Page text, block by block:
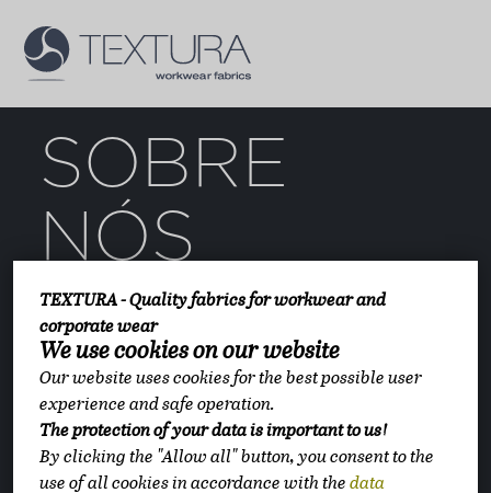
TEXTURA - Quality fabrics for workwear and
corporate wear
We use cookies on our website
Our website uses cookies for the best possible user
experience and safe operation.
The protection of your data is important to us!
By clicking the "Allow all" button, you consent to the
use of all cookies in accordance with the data
PRODUTOS SOBRE NÓS
CONTATO
PEDIDO DE OFERTA
SOBRE
NÓS
A nossa empresa
Qualidade
Proteção ambiental
Ecologia Têxtil
Responsabilidade social corporativa